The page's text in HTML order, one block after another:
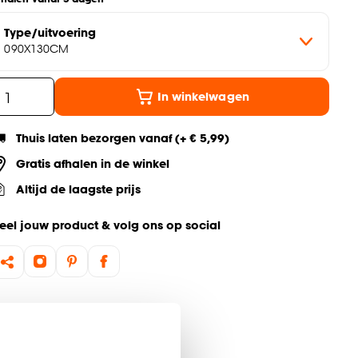
Type/uitvoering
090X130CM
In winkelwagen
Thuis laten bezorgen vanaf (+ € 5,99)
Gratis afhalen in de winkel
Altijd de laagste prijs
jouw product & volg ons op social